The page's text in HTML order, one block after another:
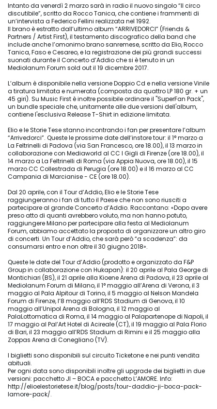
Intanto da venerdì 2 marzo sarà in radio il nuovo singolo “Il circo
discutibile”, scritto da Rocco Tanica, che contiene i frammenti di
un’intervista a Federico Fellini realizzata nel 1992.
Il brano è estratto dall’ultimo album “ARRIVEDORCI” (Friends &
Partners / Artist First), il testamento discografico della band che
include anche l’omonimo brano sanremese, scritto da Elio, Rocco
Tanica, Faso e Cesareo, e la registrazione dei più grandi successi
suonati durante il Concerto d’Addio che si è tenuto in un
Mediolanum Forum sold out il 19 dicembre 2017.
L’album è disponibile nella versione Doppio Cd e nella versione Vinile
a tiratura limitata e numerata (composta da quattro LP 180 gr. + un
45 giri). Su Music First è inoltre possibile ordinare il "SuperFan Pack",
un bundle speciale che, unitamente alle due versioni dell'album,
contiene l'esclusiva Release T-Shirt in edizione limitata.
Elio e le Storie Tese stanno incontrando i fan per presentare l’album
“Arrivedorci”. Queste le prossime date dell’instore tour: il 1° marzo a
La Feltrinelli di Padova (via San Francesco, ore 18.00), il 13 marzo in
collaborazione con Mediaworld al CC I Gigli di Firenze (ore 18.00), il
14 marzo a La Feltrinelli di Roma (via Appia Nuova, ore 18.00), il 15
marzo CC Collestrada di Perugia (ore 18.00) e il 16 marzo al CC
Campania di Marcianise - CE (ore 18.00).
Dal 20 aprile, con il Tour d’Addio, Elio e le Storie Tese
raggiungeranno i fan di tutto il Paese che non sono riusciti a
partecipare al grande Concerto d’Addio. Raccontano: «Dopo avere
preso atto di quanti avrebbero voluto, ma non hanno potuto,
raggiungere Milano per partecipare alla festa al Mediolanum
Forum, abbiamo accettato la proposta di organizzare un altro giro
di concerti. Un Tour d’Addio, che sarà però “a scadenza”: da
consumarsi entro e non oltre il 30 giugno 2018».
Queste le date del Tour d’Addio (prodotto e organizzato da F&P
Group in collaborazione con Hukapan): il 20 aprile al Pala George di
Montichiari (BS), il 21 aprile alla Kioene Arena di Padova, il 23 aprile al
Mediolanum Forum di Milano, il 1° maggio all’Arena di Verona, il 3
maggio al Pala Alpitour di Torino, il 5 maggio al Nelson Mandela
Forum di Firenze, l’8 maggio all’RDS Stadium di Genova, il 10
maggio all’Unipol Arena di Bologna, il 12 maggio al
PalaLottomatica di Roma, il 14 maggio al Palapartenope di Napoli, il
17 maggio al Pal’Art Hotel di Acireale (CT), il 19 maggio al Pala Florio
di Bari, il 23 maggio all’RDS Stadium di Rimini e il 25 maggio alla
Zoppas Arena di Conegliano (TV).
I biglietti sono disponibili sul circuito Ticketone e nei punti vendita
abituali.
Per ogni data sono disponibili inoltre gli upgrade dei biglietti in due
versioni: pacchetto JI – BOCA e pacchetto L’AMORE. Info:
http://elioelestorietese.it/blog/posts/tour-daddio-ji-boca-pack-
lamore-pack/.